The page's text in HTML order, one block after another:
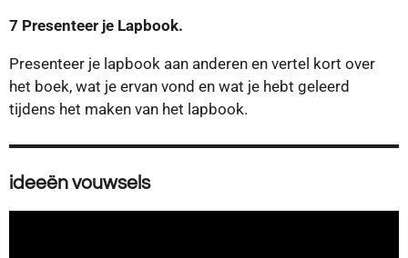
7 Presenteer je Lapbook.
Presenteer je lapbook aan anderen en vertel kort over
het boek, wat je ervan vond en wat je hebt geleerd
tijdens het maken van het lapbook.
ideeën vouwsels